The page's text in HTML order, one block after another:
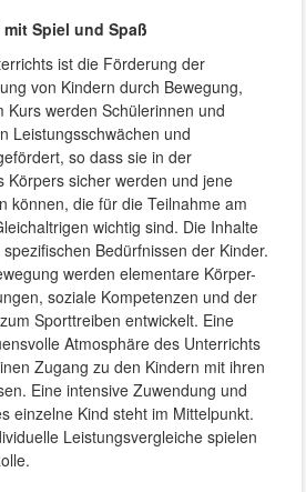
Spiel und Spaß
ist die Förderung der
von Kindern durch Bewegung,
Kurs werden Schülerinnen und
Leistungsschwächen und
so dass sie in der
Körpers sicher werden und jene
können, die für die Teilnahme am
wichtig sind. Die Inhalte
Bedürfnissen der Kinder.
werden elementare Körper-
soziale Kompetenzen und der
Sporttreiben entwickelt. Eine
Atmosphäre des Unterrichts
Zugang zu den Kindern mit ihren
Eine intensive Zuwendung und
einzelne Kind steht im Mittelpunkt.
Leistungsvergleiche spielen